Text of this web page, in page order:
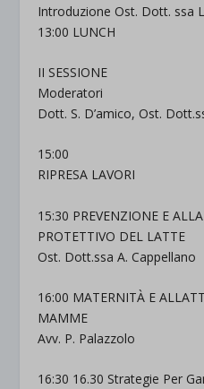
Introduzione Ost. Dott. ssa
13:00 LUNCH
II SESSIONE
Moderatori
Dott. S. D’amico, Ost.
15:00
RIPRESA LAVORI
15:30 PREVENZIONE E
PROTETTIVO DEL LATTE
Ost. Dott.ssa A. Cappellano
16:00 MATERNITÀ E
MAMME
Avv. P. Palazzolo
16:30 16.30 Strategie Per